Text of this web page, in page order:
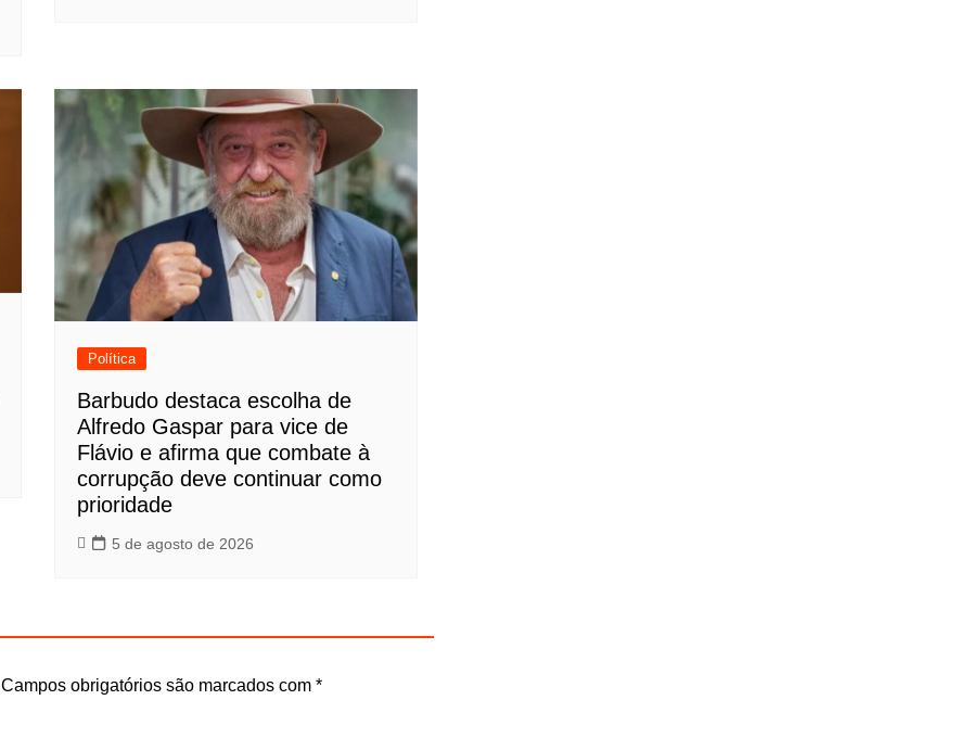
Política
Barbudo destaca escolha de
Alfredo Gaspar para vice de
Flávio e afirma que combate à
corrupção deve continuar como
prioridade
5 de agosto de 2026
Campos obrigatórios são marcados com *